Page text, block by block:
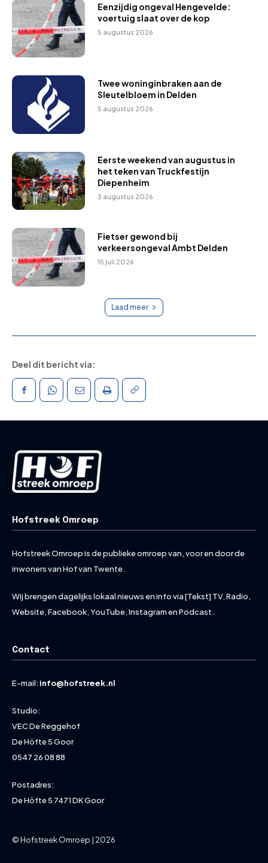
Eenzijdig ongeval Hengevelde:
voertuig slaat over de kop
5 augustus 2026
Twee woninginbraken aan de
Sleutelbloem in Delden
5 augustus 2026
Eerste weekend van augustus in
het teken van Truckfestijn
Diepenheim
3 augustus 2026
Fietser gewond bij
verkeersongeval Ambt Delden
15 juli 2026
Laad meer
Deel dit bericht via:
Hofstreek Omroep
Hofstreek Omroep is de publieke omroep van, voor en door de
inwoners van Hof van Twente.
Wij brengen dagelijks lokaal nieuws en info via [Tekst] TV, Radio,
Website, Facebook, YouTube, Instagram en Podcast.
Contact
E-mail: info@hofstreek.nl
Studio:
VEC De Reggehof
De Höfte 5 Goor
0547 26 08 88
Postadres:
De Höfte 5 7471 DK Goor
© Hofstreek Omroep | 2026